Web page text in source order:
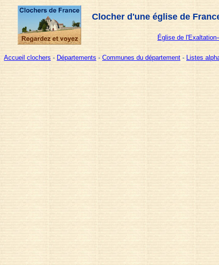
Clocher d'une église de
Église de
Accueil clochers - Départements - Communes du département - Listes